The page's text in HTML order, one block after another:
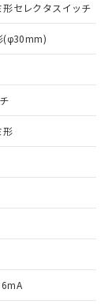
形セレクタスイッチ
(φ30mm)
形